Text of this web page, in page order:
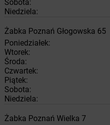
Sobota:
Niedziela:
Żabka Poznań Głogowska 65
Poniedziałek:
Wtorek:
Środa:
Czwartek:
Piątek:
Sobota:
Niedziela:
Żabka Poznań Wielka 7